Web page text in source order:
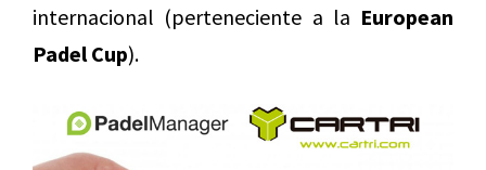
internacional (perteneciente a la European
Padel Cup).